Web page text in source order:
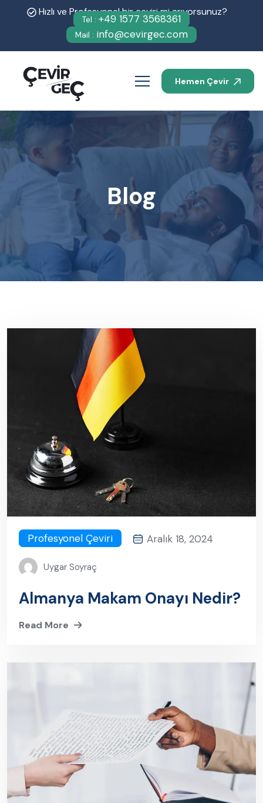
Hızlı ve Profesyonel bir çeviri mi arıyorsunuz?
Tel : +49 1577 3568361
Mail : info@cevirgec.com
Hemen Çevir
Blog
Profesyonel Çeviri Aralık 18, 2024
Uygar Soyraç
Almanya Makam Onayı Nedir?
Read More